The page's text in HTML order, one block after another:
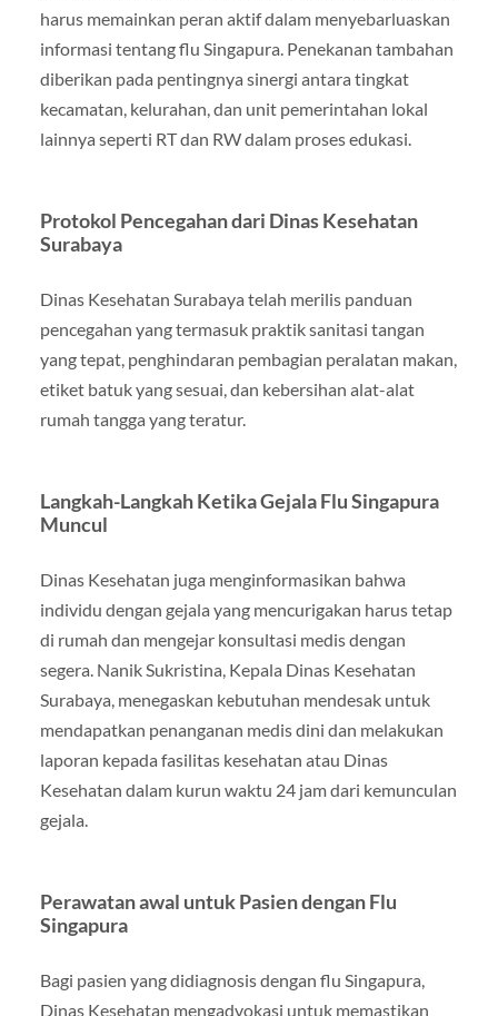
harus memainkan peran aktif dalam menyebarluaskan
informasi tentang flu Singapura. Penekanan tambahan
diberikan pada pentingnya sinergi antara tingkat
kecamatan, kelurahan, dan unit pemerintahan lokal
lainnya seperti RT dan RW dalam proses edukasi.
Protokol Pencegahan dari Dinas Kesehatan
Surabaya
Dinas Kesehatan Surabaya telah merilis panduan
pencegahan yang termasuk praktik sanitasi tangan
yang tepat, penghindaran pembagian peralatan makan,
etiket batuk yang sesuai, dan kebersihan alat-alat
rumah tangga yang teratur.
Langkah-Langkah Ketika Gejala Flu Singapura
Muncul
Dinas Kesehatan juga menginformasikan bahwa
individu dengan gejala yang mencurigakan harus tetap
di rumah dan mengejar konsultasi medis dengan
segera. Nanik Sukristina, Kepala Dinas Kesehatan
Surabaya, menegaskan kebutuhan mendesak untuk
mendapatkan penanganan medis dini dan melakukan
laporan kepada fasilitas kesehatan atau Dinas
Kesehatan dalam kurun waktu 24 jam dari kemunculan
gejala.
Perawatan awal untuk Pasien dengan Flu
Singapura
Bagi pasien yang didiagnosis dengan flu Singapura,
Dinas Kesehatan mengadvokasi untuk memastikan